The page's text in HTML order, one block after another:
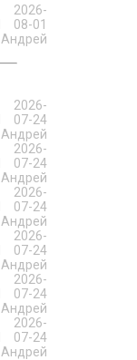
2026-
08-01
Андрей
2026-
07-24
Андрей
2026-
07-24
Андрей
2026-
07-24
Андрей
2026-
07-24
Андрей
2026-
07-24
Андрей
2026-
07-24
Андрей